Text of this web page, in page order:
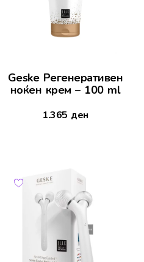
Geske Регенеративен
ноќен крем – 100 ml
1.365 ден